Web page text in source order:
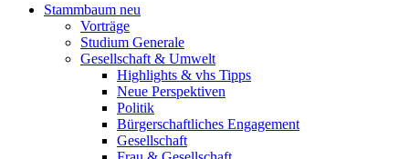
Stammbaum neu
Vorträge
Studium Generale
Gesellschaft & Umwelt
Highlights & vhs Tipps
Neue Perspektiven
Politik
Bürgerschaftliches Engagement
Gesellschaft